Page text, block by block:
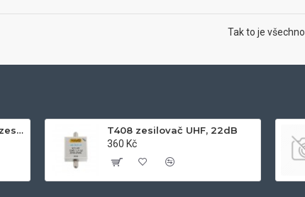
Tak to je všechno..
AM5000, jednokanálový zesilovač UHF k21-k60, 50dB, 122dB
T408 zesilovač UHF, 22dB
360 Kč